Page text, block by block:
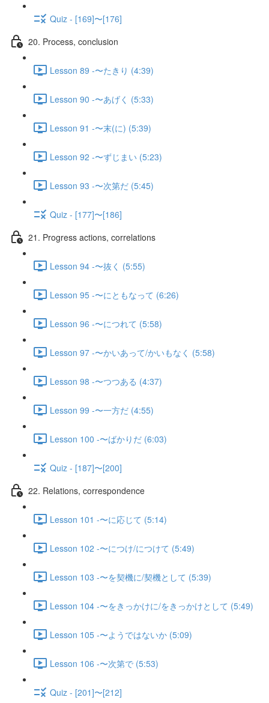
Quiz - [169]〜[176]
20. Process, conclusion
Lesson 89 -〜たきり (4:39)
Lesson 90 -〜あげく (5:33)
Lesson 91 -〜末(に) (5:39)
Lesson 92 -〜ずじまい (5:23)
Lesson 93 -〜次第だ (5:45)
Quiz - [177]〜[186]
21. Progress actions, correlations
Lesson 94 -〜抜く (5:55)
Lesson 95 -〜にともなって (6:26)
Lesson 96 -〜につれて (5:58)
Lesson 97 -〜かいあって/かいもなく (5:58)
Lesson 98 -〜つつある (4:37)
Lesson 99 -〜一方だ (4:55)
Lesson 100 -〜ばかりだ (6:03)
Quiz - [187]〜[200]
22. Relations, correspondence
Lesson 101 -〜に応じて (5:14)
Lesson 102 -〜につけ/につけて (5:49)
Lesson 103 -〜を契機に/契機として (5:39)
Lesson 104 -〜をきっかけに/をきっかけとして (5:49)
Lesson 105 -〜ようではないか (5:09)
Lesson 106 -〜次第で (5:53)
Quiz - [201]〜[212]